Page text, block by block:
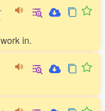
in.